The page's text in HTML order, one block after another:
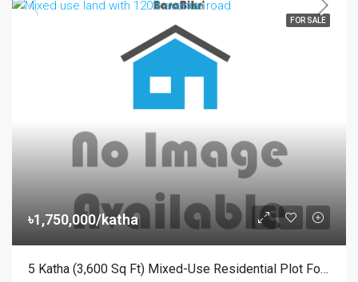
FOR SALE
৳1,750,000/katha
5 Katha (3,600 Sq Ft) Mixed-Use Residential Plot For Sale With Modern Facilities | আধুনিক সুযোগ-সুবিধা সংবলিত পরিকল্পিত প্রকল্পে প্রতি কাঠা ১৭.৫ লক্ষ টাকায় ৫ কাঠার প্লট বিক্রয়